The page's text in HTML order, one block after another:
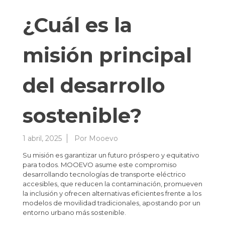
¿Cuál es la
misión principal
del desarrollo
sostenible?
1 abril, 2025 Por Mooevo
Su misión es garantizar un futuro próspero y equitativo
para todos. MOOEVO asume este compromiso
desarrollando tecnologías de transporte eléctrico
accesibles, que reducen la contaminación, promueven
la inclusión y ofrecen alternativas eficientes frente a los
modelos de movilidad tradicionales, apostando por un
entorno urbano más sostenible.